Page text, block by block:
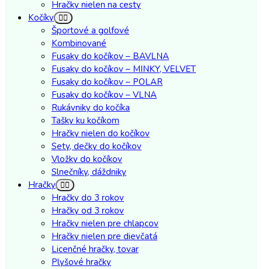
Hračky nielen na cesty
Kočíky
Športové a golfové
Kombinované
Fusaky do kočíkov – BAVLNA
Fusaky do kočíkov – MINKY, VELVET
Fusaky do kočíkov – POLAR
Fusaky do kočíkov – VLNA
Rukávniky do kočíka
Tašky ku kočíkom
Hračky nielen do kočíkov
Sety, dečky do kočíkov
Vložky do kočíkov
Slnečníky, dáždniky
Hračky
Hračky do 3 rokov
Hračky od 3 rokov
Hračky nielen pre chlapcov
Hračky nielen pre dievčatá
Licenčné hračky, tovar
Plyšové hračky